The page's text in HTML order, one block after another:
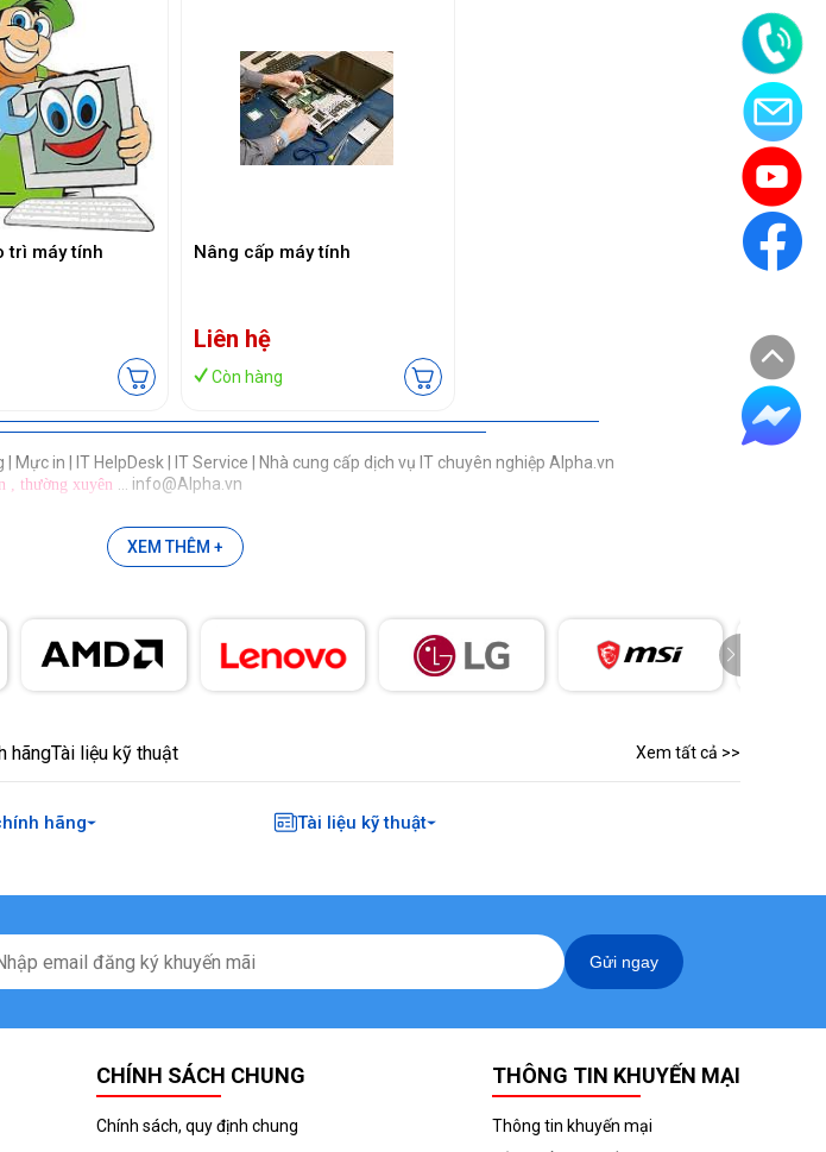
trì máy tính Nâng cấp máy tính
Liên hệ
Còn hàng
Mực in | IT HelpDesk | IT Service | Nhà cung cấp dịch vụ IT chuyên nghiệp Alpha.vn
, thường xuyên ... info@Alpha.vn
XEM THÊM +
hãngTài liệu kỹ thuật Xem tất cả >>
hãng Tài liệu kỹ thuật
Gửi ngay
CHÍNH SÁCH CHUNG
Chính sách, quy định chung
THÔNG TIN KHUYẾN MẠI
Thông tin khuyến mại